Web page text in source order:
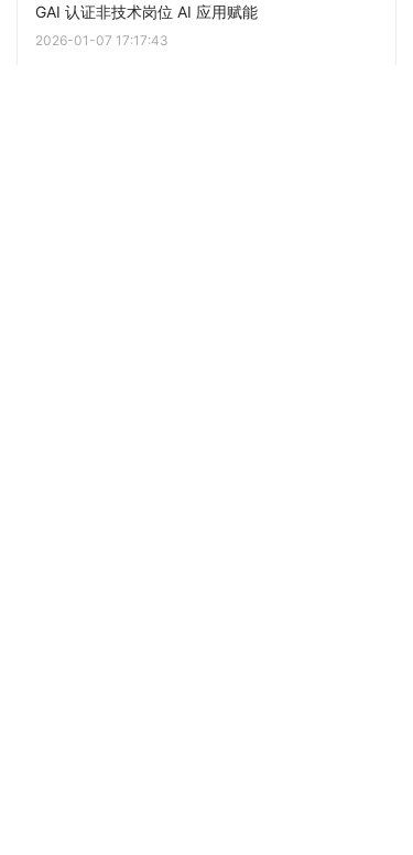
GAI 认证非技术岗位 AI 应用赋能
2026-01-07 17:17:43